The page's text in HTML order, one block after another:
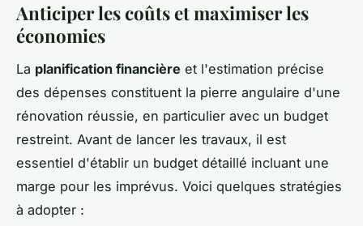
Anticiper les coûts et maximiser les
économies
La planification financière et l'estimation précise
des dépenses constituent la pierre angulaire d'une
rénovation réussie, en particulier avec un budget
restreint. Avant de lancer les travaux, il est
essentiel d'établir un budget détaillé incluant une
marge pour les imprévus. Voici quelques stratégies
à adopter :